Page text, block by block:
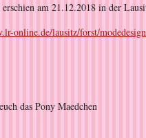
am 21.12.2018 in der
online.de/lausitz/forst/
das Pony Maedchen